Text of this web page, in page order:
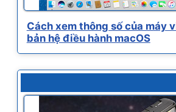
Cách xem thông số của máy
bản hệ điều hành macOS